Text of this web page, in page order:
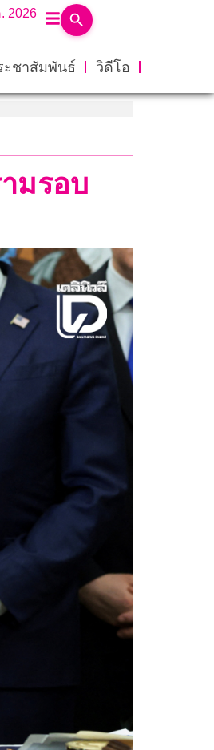
2026
ะชาสัมพันธ์
วิดีโอ
มรอบ